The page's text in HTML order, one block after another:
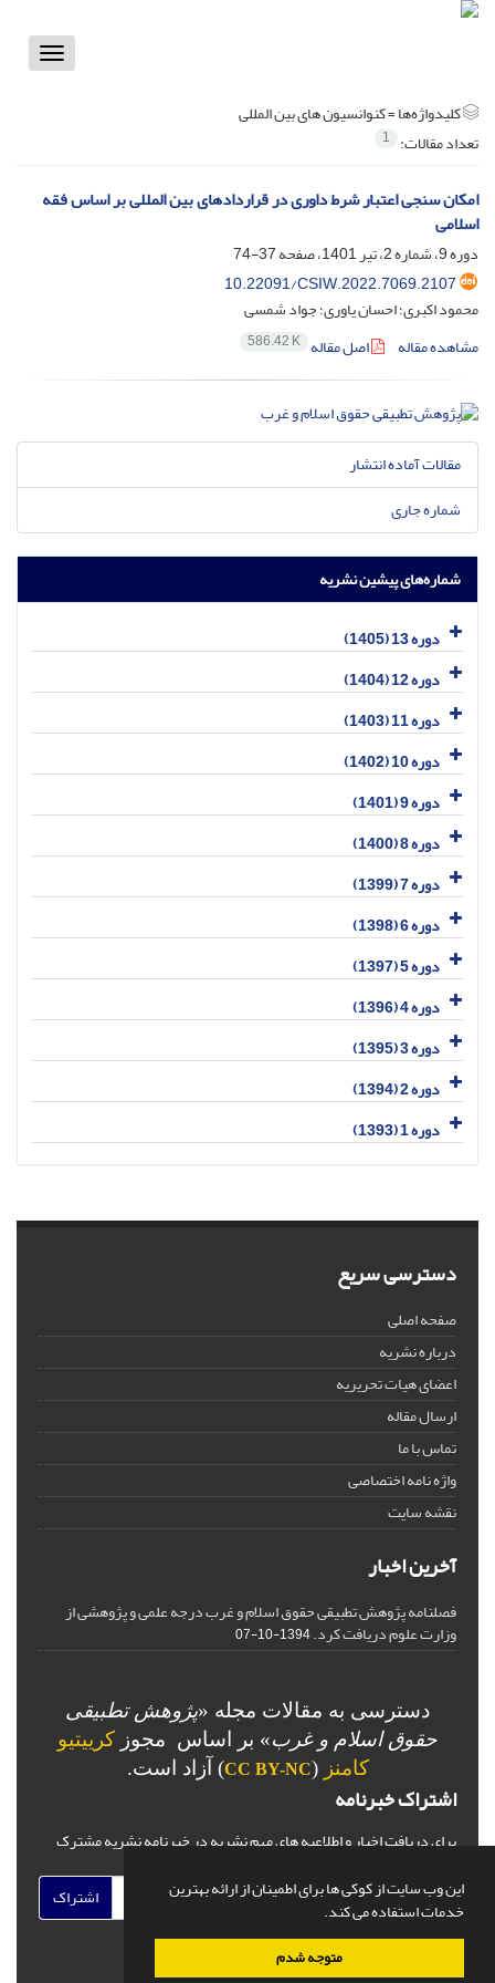
این وب سایت از کوکی ها برای اطمینان از ارائه بهترین
خدمات استفاده می کند.
متوجه شدم
Toggle
کلیدواژه‌ها =کنوانسیون های بین المللی
تعداد مقالات: 1
امکان سنجی اعتبار شرط داوری در قراردادهای بین المللی بر اساس فقه
اسلامی
دوره 9، شماره 2، تیر 1401، صفحه
37-74
10.22091/CSIW.2022.7069.2107
محمود اکبری؛ احسان یاوری؛ جواد شمسی
مشاهده مقاله
اصل مقاله 586.42 K
مقالات آماده انتشار
شماره جاری
شماره‌های پیشین نشریه
دوره 13 (1405)
دوره 12 (1404)
دوره 11 (1403)
دوره 10 (1402)
دوره 9 (1401)
دوره 8 (1400)
دوره 7 (1399)
دوره 6 (1398)
دوره 5 (1397)
دوره 4 (1396)
دوره 3 (1395)
دوره 2 (1394)
دوره 1 (1393)
دسترسی سریع
صفحه اصلی
درباره نشریه
اعضای هیات تحریریه
ارسال مقاله
تماس با ما
واژه نامه اختصاصی
نقشه سایت
آخرین اخبار
فصلنامه پژوهش تطبیقی حقوق اسلام و غرب درجه علمی و پژوهشی از
وزارت علوم دریافت کرد.1394-10-07
دسترسی به مقالات مجله «پژوهش تطبیقی
حقوق اسلام و غرب» بر اساس مجوز کرییتیو
کامنز (
CC BY-NC) آزاد است.
اشتراک خبرنامه
برای دریافت اخبار و اطلاعیه های مهم نشریه در خبرنامه نشریه مشترک
اشتراک